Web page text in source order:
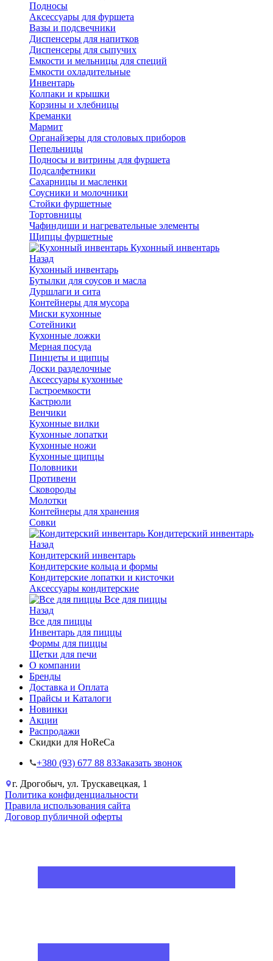
Подносы
Аксессуары для фуршета
Вазы и подсвечники
Диспенсеры для напитков
Диспенсеры для сыпучих
Емкости и мельницы для специй
Емкости охладительные
Инвентарь
Колпаки и крышки
Корзины и хлебницы
Креманки
Мармит
Органайзеры для столовых приборов
Пепельницы
Подносы и витрины для фуршета
Подсалфетники
Сахарницы и масленки
Соусники и молочники
Стойки фуршетные
Тортовницы
Чафиндиши и нагревательные элементы
Щипцы фуршетные
Кухонный инвентарь
Назад
Кухонный инвентарь
Бутылки для соусов и масла
Дуршлаги и сита
Контейнеры для мусора
Миски кухонные
Сотейники
Кухонные ложки
Мерная посуда
Пинцеты и щипцы
Доски разделочные
Аксессуары кухонные
Гастроемкости
Кастрюли
Венчики
Кухонные вилки
Кухонные лопатки
Кухонные ножи
Кухонные щипцы
Половники
Противени
Сковороды
Молотки
Контейнеры для хранения
Совки
Кондитерский инвентарь
Назад
Кондитерский инвентарь
Кондитерские кольца и формы
Кондитерские лопатки и кисточки
Аксессуары кондитерские
Все для пиццы
Назад
Все для пиццы
Инвентарь для пиццы
Формы для пиццы
Щетки для печи
О компании
Бренды
Доставка и Оплата
Прайсы и Каталоги
Новинки
Акции
Распродажи
Скидки для HoReCa
+38‎0 (93) 677 88 83Заказать звонок
г. Дрогобыч, ул. Трускавецкая, 1
Политика конфиденциальности
Правила использования сайта
Договор публичной оферты